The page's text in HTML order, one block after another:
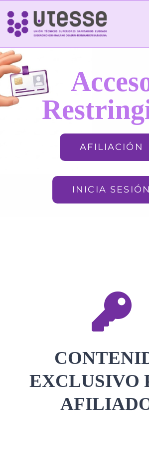
Skip
content
Inicio
QUIÉNES SOMOS
AFILIACIÓN
INICIA SESIÓN
EXCLUSIVO